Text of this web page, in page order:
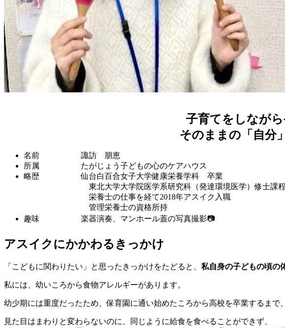
子育てをしなが
そのままの「自分
名前 諏訪 朋恵
所属 たがじょう子どもの心のケアハウス
略歴 仙台白百合女子大学健康栄養学科 卒業
東北大学大学院医学系研究科（発達環境医学）修士課
栄養士の仕事を経て2018年アスイク入職
管理栄養士の資格所持
趣味 楽器演奏、マンホール蓋の写真撮影📷
アスイクにかかわるきっかけ
「こどもに関わりたい」と思ったきっかけをたどると、 私自身の子どもの頃の
私には、幼いころから食物アレルギーがあります。
幼少期には重度だったため、保育園に通い始めたころから高校を卒業するまで、
見た目はまわりと変わらないのに、同じように給食を食べることができず、